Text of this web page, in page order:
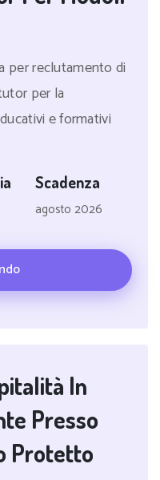
per reclutamento di
per la
e formativi
Scadenza
agosto 2026
In
Presso
Protetto